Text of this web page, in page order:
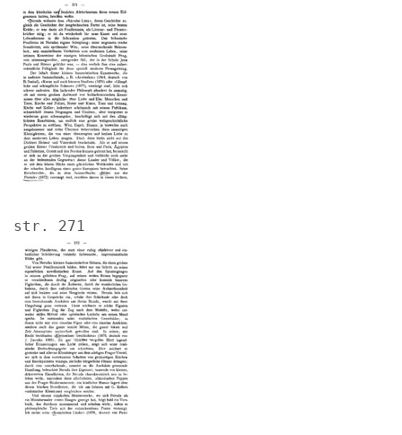
Image
str. 271
Image